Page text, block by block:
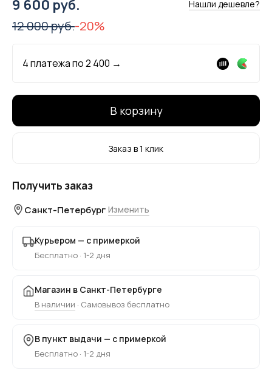
9 600 руб. Нашли дешевле?
12 000 руб.-20%
4 платежа по2 400 →
В корзину
Заказ в 1 клик
Получить заказ
Санкт-Петербург Изменить
Курьером — с примеркой
Бесплатно · 1-2 дня
Магазин в Санкт-Петербурге
В наличии · Самовывоз бесплатно
В пункт выдачи — с примеркой
Бесплатно · 1-2 дня